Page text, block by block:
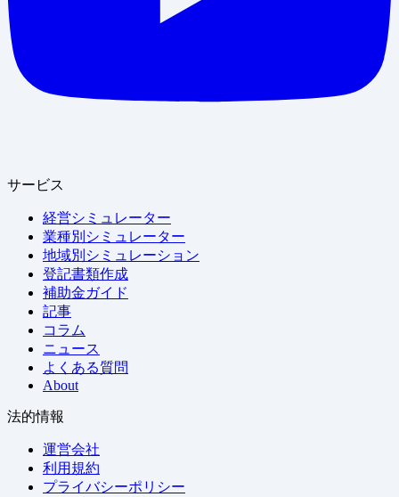
サービス
経営シミュレーター
業種別シミュレーター
地域別シミュレーション
登記書類作成
補助金ガイド
記事
コラム
ニュース
よくある質問
About
法的情報
運営会社
利用規約
プライバシーポリシー